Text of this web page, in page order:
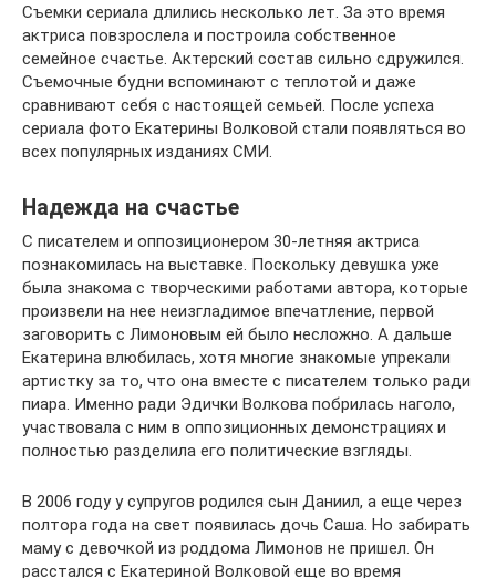
Съемки сериала длились несколько лет. За это время
актриса повзрослела и построила собственное
семейное счастье. Актерский состав сильно сдружился.
Съемочные будни вспоминают с теплотой и даже
сравнивают себя с настоящей семьей. После успеха
сериала фото Екатерины Волковой стали появляться во
всех популярных изданиях СМИ.
Надежда на счастье
С писателем и оппозиционером 30-летняя актриса
познакомилась на выставке. Поскольку девушка уже
была знакома с творческими работами автора, которые
произвели на нее неизгладимое впечатление, первой
заговорить с Лимоновым ей было несложно. А дальше
Екатерина влюбилась, хотя многие знакомые упрекали
артистку за то, что она вместе с писателем только ради
пиара. Именно ради Эдички Волкова побрилась наголо,
участвовала с ним в оппозиционных демонстрациях и
полностью разделила его политические взгляды.
В 2006 году у супругов родился сын Даниил, а еще через
полтора года на свет появилась дочь Саша. Но забирать
маму с девочкой из роддома Лимонов не пришел. Он
расстался с Екатериной Волковой еще во время